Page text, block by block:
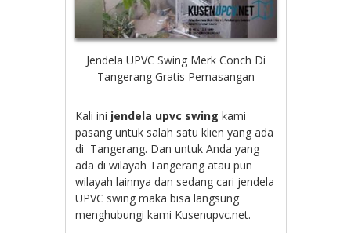
Jendela UPVC Swing Merk Conch Di
Tangerang Gratis Pemasangan
Kali ini jendela upvc swing kami
pasang untuk salah satu klien yang ada
di Tangerang. Dan untuk Anda yang
ada di wilayah Tangerang atau pun
wilayah lainnya dan sedang cari jendela
UPVC swing maka bisa langsung
menghubungi kami Kusenupvc.net.